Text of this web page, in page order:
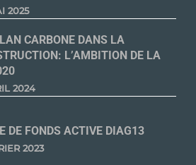
2025
CARBONE DANS LA
L’AMBITION DE LA
2024
DE FONDS ACTIVE DIAG13
2023